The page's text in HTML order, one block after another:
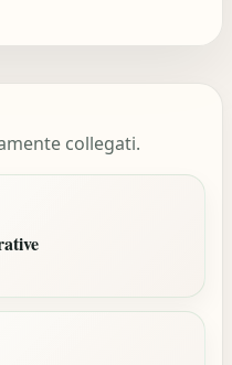
collegati.